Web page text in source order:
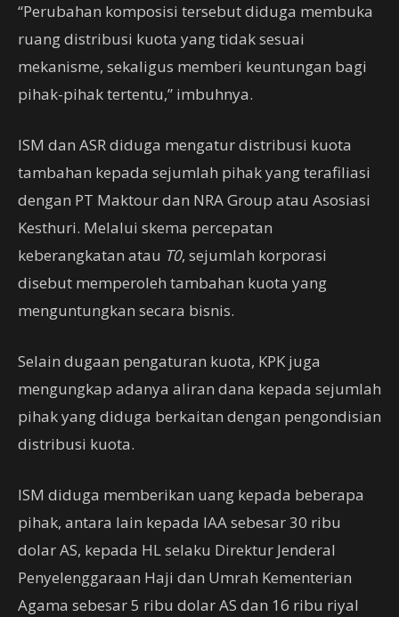
“Perubahan komposisi tersebut diduga membuka
ruang distribusi kuota yang tidak sesuai
mekanisme, sekaligus memberi keuntungan bagi
pihak-pihak tertentu,” imbuhnya.
ISM dan ASR diduga mengatur distribusi kuota
tambahan kepada sejumlah pihak yang terafiliasi
dengan PT Maktour dan NRA Group atau Asosiasi
Kesthuri. Melalui skema percepatan
keberangkatan atau T0, sejumlah korporasi
disebut memperoleh tambahan kuota yang
menguntungkan secara bisnis.
Selain dugaan pengaturan kuota, KPK juga
mengungkap adanya aliran dana kepada sejumlah
pihak yang diduga berkaitan dengan pengondisian
distribusi kuota.
ISM diduga memberikan uang kepada beberapa
pihak, antara lain kepada IAA sebesar 30 ribu
dolar AS, kepada HL selaku Direktur Jenderal
Penyelenggaraan Haji dan Umrah Kementerian
Agama sebesar 5 ribu dolar AS dan 16 ribu riyal